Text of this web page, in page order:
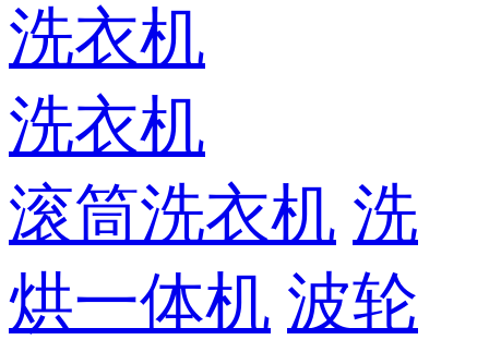
洗衣机
洗衣机
滚筒洗衣机 洗
烘一体机 波轮